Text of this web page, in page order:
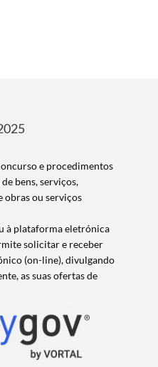
e procedimentos
bens, serviços,
obras ou serviços
à plataforma eletrónica
solicitar e receber
(on-line), divulgando
as suas ofertas de